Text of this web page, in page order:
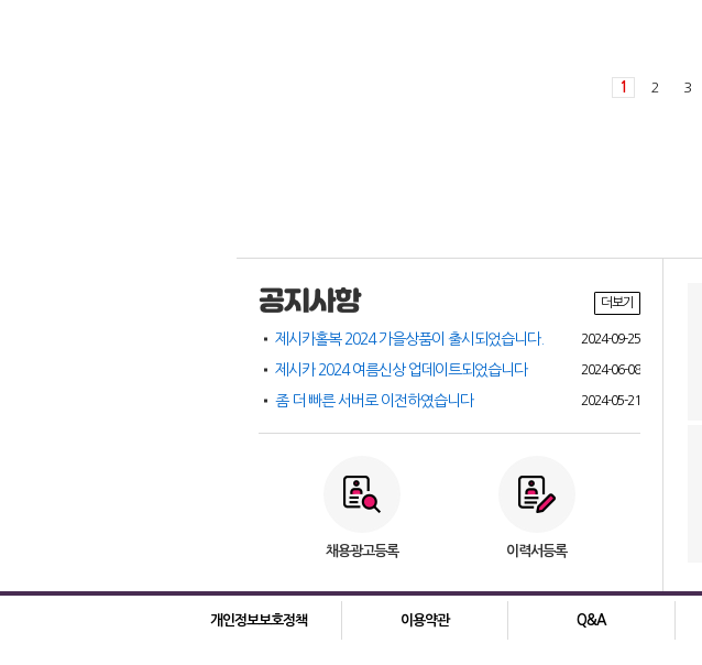
1 2 3
공지사항 더보기
제시카홀복 2024 가을상품이 출시되었습니다. 2024-09-25
제시카 2024 여름신상 업데이트되었습니다 2024-06-08
좀 더 빠른 서버로 이전하였습니다 2024-05-21
채용광고등록 이력서등록
개인정보보호정책 이용약관 Q&A